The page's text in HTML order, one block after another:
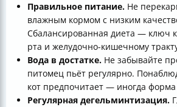
Правильное питание. Не
влажным кормом с низким
Сбалансированная диета — ключ
рта и желудочно-кишечному
Вода в достатке. Не забывайте
питомец пьёт регулярно.
кот предпочитает — иногда
Регулярная дегельминтизация.